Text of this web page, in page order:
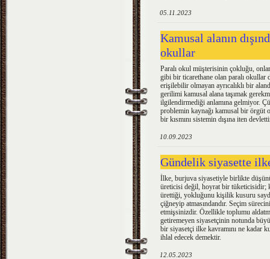
05.11.2023
Kamusal alanın
okullar
Paralı okul müşterisinin çokluğu,
gibi bir ticarethane olan paralı okullar
erişilebilir olmayan ayrıcalıklı bir
gerilimi kamusal alana taşımak
ilgilendirmediği anlamına gelmiyor.
problemin kaynağı kamusal bir örgüt
bir kısmını sistemin dışına iten
10.09.2023
Gündelik siyasette
İlke, burjuva siyasetiyle birlikte
üreticisi değil, hoyrat bir tüketicisidir;
ürettiği, yokluğunu kişilik kusuru
çiğneyip atmasındandır. Seçim
etmişsinizdir. Özellikle toplumu
getiremeyen siyasetçinin notunda
bir siyasetçi ilke kavramını ne kadar
ihlal edecek demektir.
12.05.2023